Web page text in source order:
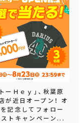
ーＨｅｙ」、秋葉原
が近日オープン！ オ
記念してフォロー
トキャンペーン...